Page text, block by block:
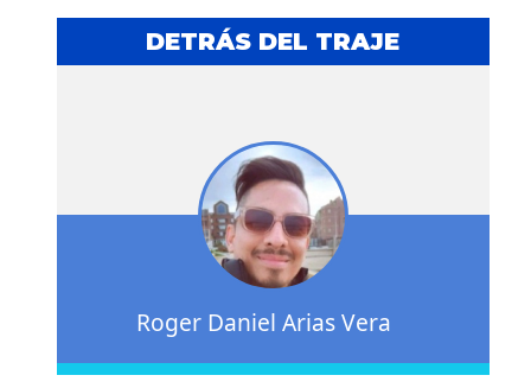
DETRÁS DEL TRAJE
Roger Daniel Arias Vera